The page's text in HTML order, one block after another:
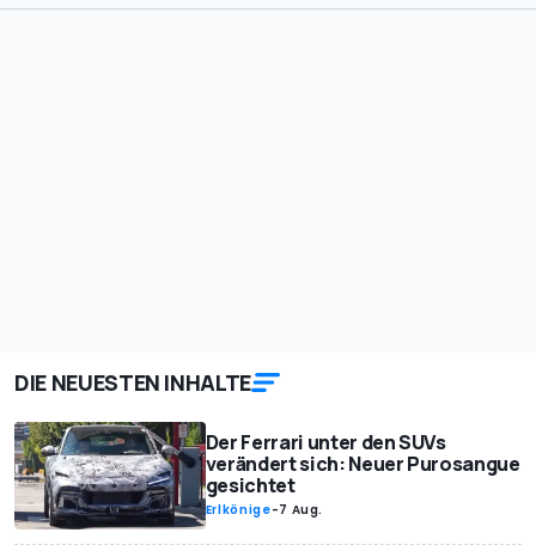
DIE NEUESTEN INHALTE
Der Ferrari unter den SUVs
verändert sich: Neuer Purosangue
gesichtet
Erlkönige-7 Aug.